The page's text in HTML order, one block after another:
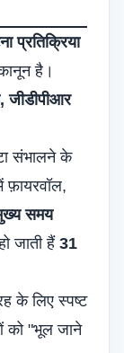
प्रतिक्रिया
है।
जीडीपीआर
संभालने के
समय
जाती हैं 31
के लिए स्पष्ट
को "भूल जाने